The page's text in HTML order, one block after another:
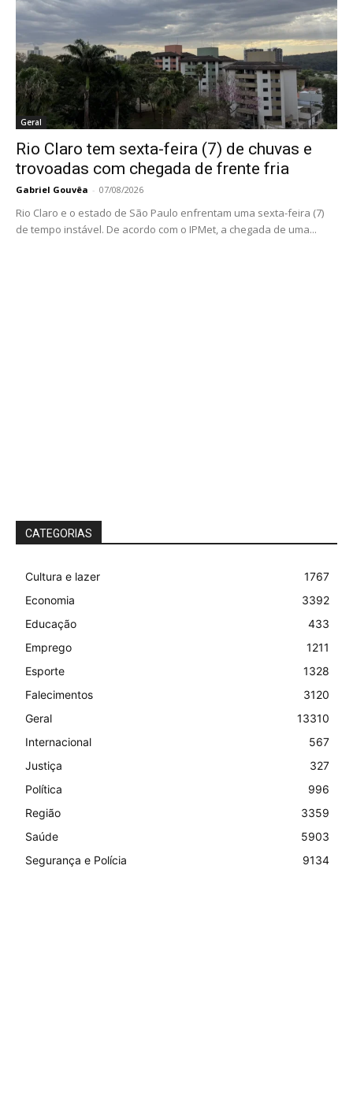
Geral
Rio Claro tem sexta-feira (7) de chuvas e
trovoadas com chegada de frente fria
Gabriel Gouvêa - 07/08/2026
Rio Claro e o estado de São Paulo enfrentam uma sexta-feira (7)
de tempo instável. De acordo com o IPMet, a chegada de uma...
CATEGORIAS
Cultura e lazer
1767
Economia
3392
Educação
433
Emprego
1211
Esporte
1328
Falecimentos
3120
Geral
13310
Internacional
567
Justiça
327
Política
996
Região
3359
Saúde
5903
Segurança e Polícia
9134